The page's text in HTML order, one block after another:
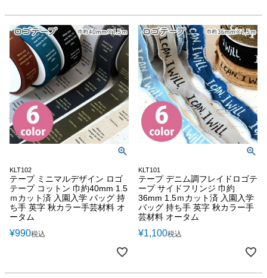
KLT102
テープ ミニマルデザイン ロゴ
テープ コットン 巾約40mm 1.5
ｍカット済 入園入学 バッグ 持
ち手 英字 秋カラー手芸材料 オ
ータム
¥990税込
KLT101
テープ デニム調フレイドロゴテ
ープ サイドフリンジ 巾約
36mm 1.5ｍカット済 入園入学
バッグ 持ち手 英字 秋カラー手
芸材料 オータム
¥1,100税込